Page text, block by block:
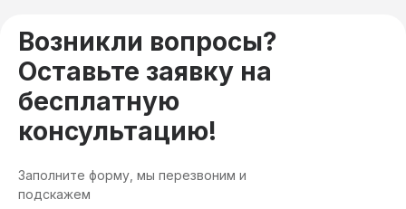
Возникли вопросы?
Оставьте заявку на
бесплатную
консультацию!
Заполните форму, мы перезвоним и
подскажем